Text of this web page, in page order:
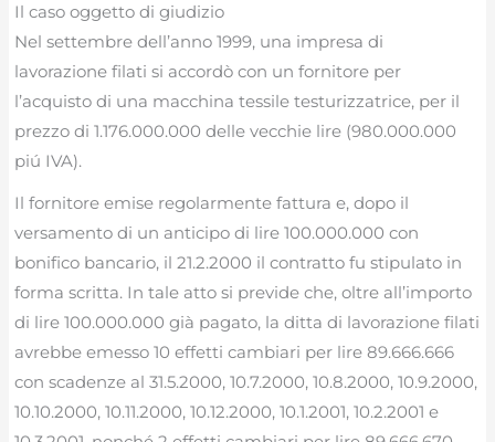
Il caso oggetto di giudizio
Nel settembre dell’anno 1999, una impresa di
lavorazione filati si accordò con un fornitore per
l’acquisto di una macchina tessile testurizzatrice, per il
prezzo di 1.176.000.000 delle vecchie lire (980.000.000
piú IVA).
Il fornitore emise regolarmente fattura e, dopo il
versamento di un anticipo di lire 100.000.000 con
bonifico bancario, il 21.2.2000 il contratto fu stipulato in
forma scritta. In tale atto si previde che, oltre all’importo
di lire 100.000.000 già pagato, la ditta di lavorazione filati
avrebbe emesso 10 effetti cambiari per lire 89.666.666
con scadenze al 31.5.2000, 10.7.2000, 10.8.2000, 10.9.2000,
10.10.2000, 10.11.2000, 10.12.2000, 10.1.2001, 10.2.2001 e